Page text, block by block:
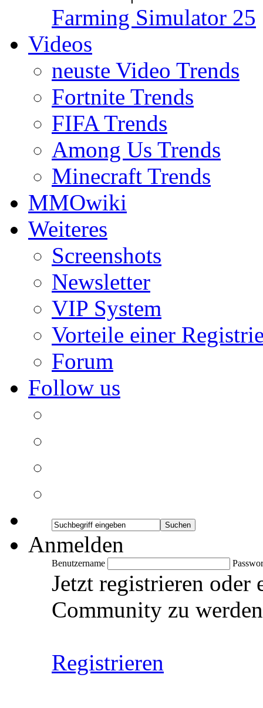
Farming Simulator 25
Videos
neuste Video Trends
Fortnite Trends
FIFA Trends
Among Us Trends
Minecraft Trends
MMOwiki
Weiteres
Screenshots
Newsletter
VIP System
Vorteile einer
Forum
Follow us
Anmelden
Benutzername
Jetzt registrieren
Community zu
Registrieren